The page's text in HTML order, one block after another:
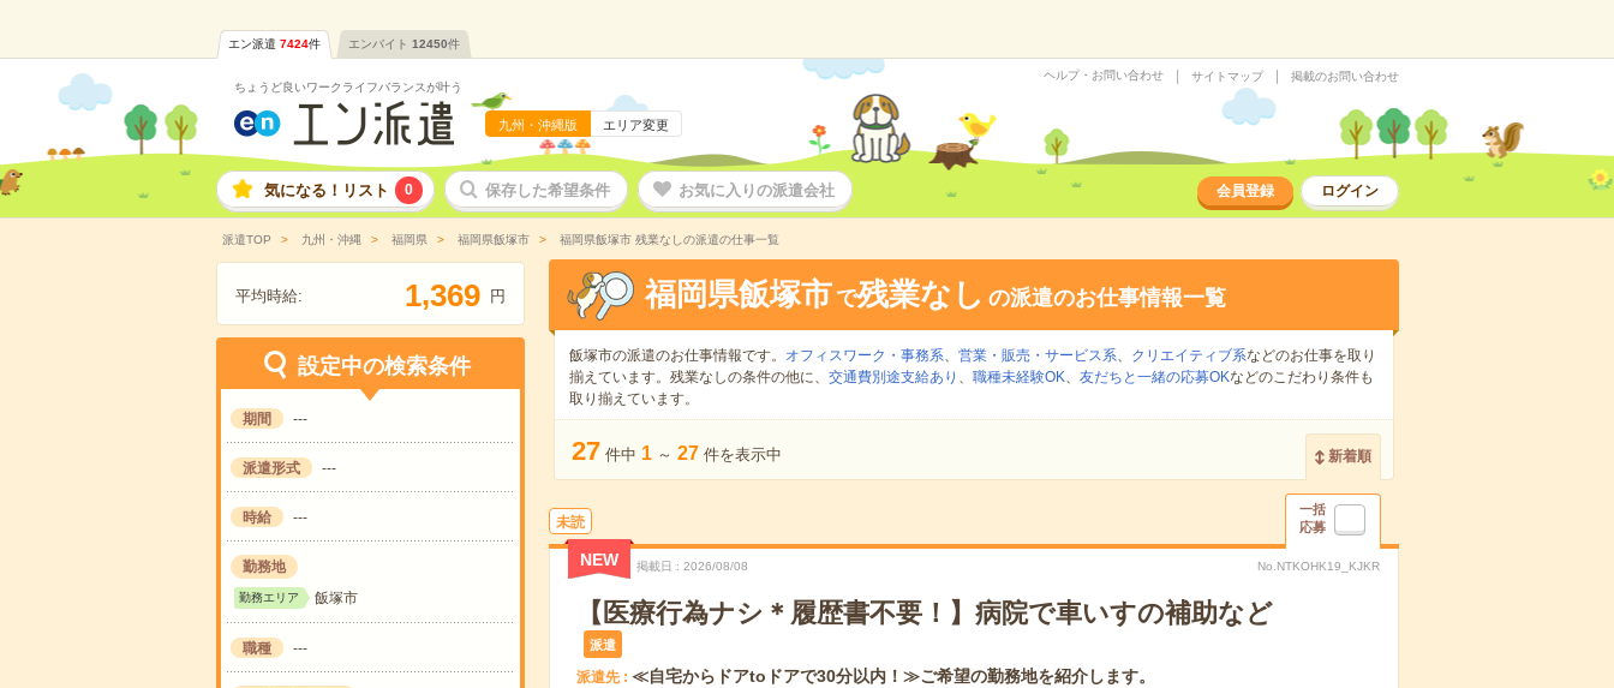
エン派遣 7424件 エンバイト 12450件
ちょうど良いワークライフバランスが叶う
九州・沖縄版 エリア変更
ヘルプ・お問い合わせ サイトマップ 掲載のお問い合わせ
気になる！リスト 0 保存した希望条件 お気に入りの派遣会社 会員登録 ログイン
派遣TOP 九州・沖縄 福岡県 福岡県飯塚市 福岡県飯塚市 残業なしの派遣の仕事一覧
平均時給: 1,369 円
設定中の検索条件
期間 ---
派遣形式 ---
時給 ---
勤務地
勤務エリア 飯塚市
職種 ---
福岡県飯塚市 で残業なし の派遣のお仕事情報一覧
飯塚市の派遣のお仕事情報です。 オフィスワーク・事務系、 営業・販売・サービス系、 クリエイティブ系などのお仕事を取り
揃えています。残業なしの条件の他に、 交通費別途支給あり 、 職種未経験OK、 友だちと一緒の応募OKなどのこだわり条件も
取り揃えています。
27 件中 1 ～ 27 件を表示中 新着順
未読
一括
応募
NEW 掲載日 2026/08/08 No.NTKOHK19_KJKR
【医療行為ナシ＊履歴書不要！】病院で車いすの補助など
派遣
派遣先 ≪自宅からドアtoドアで30分以内！≫ご希望の勤務地を紹介します。